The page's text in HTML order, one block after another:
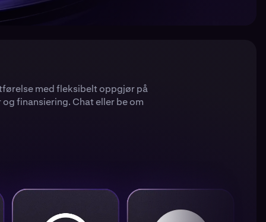
med fleksibelt oppgjør på
finansiering. Chat eller be om